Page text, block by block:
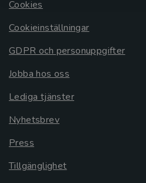
Cookies
Cookieinställningar
GDPR och personuppgifter
Jobba hos oss
Lediga tjänster
Nyhetsbrev
Press
Tillgänglighet